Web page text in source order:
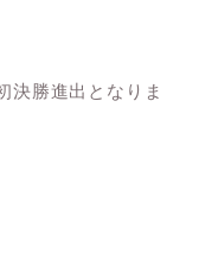
決勝進出となりま